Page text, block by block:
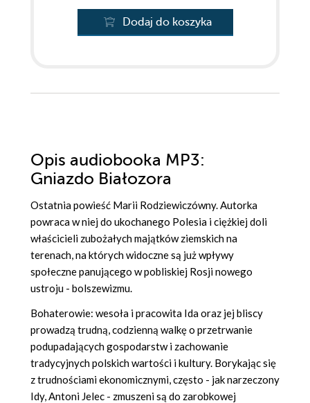
Dodaj do koszyka
Opis audiobooka MP3:
Gniazdo Białozora
Ostatnia powieść Marii Rodziewiczówny. Autorka
powraca w niej do ukochanego Polesia i ciężkiej doli
właścicieli zubożałych majątków ziemskich na
terenach, na których widoczne są już wpływy
społeczne panującego w pobliskiej Rosji nowego
ustroju - bolszewizmu.
Bohaterowie: wesoła i pracowita Ida oraz jej bliscy
prowadzą trudną, codzienną walkę o przetrwanie
podupadających gospodarstw i zachowanie
tradycyjnych polskich wartości i kultury. Borykając się
z trudnościami ekonomicznymi, często - jak narzeczony
Idy, Antoni Jelec - zmuszeni są do zarobkowej